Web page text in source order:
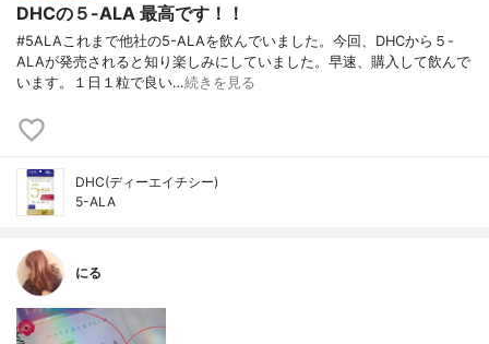
DHCの５-ALA 最高です！！
#5ALAこれまで他社の5-ALAを飲んでいました。今回、DHCから５-
ALAが発売されると知り楽しみにしていました。早速、購入して飲んで
います。１日１粒で良い…続きを見る
DHC(ディーエイチシー)
5-ALA
にる